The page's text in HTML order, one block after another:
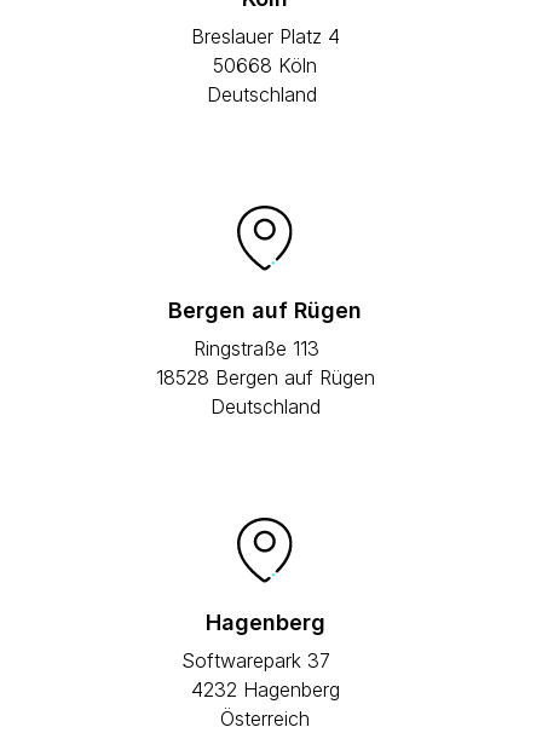
Breslauer Platz 4
50668 Köln
Deutschland
Bergen auf Rügen
Ringstraße 113
18528 Bergen auf Rügen
Deutschland
Hagenberg
Softwarepark 37
4232 Hagenberg
Österreich